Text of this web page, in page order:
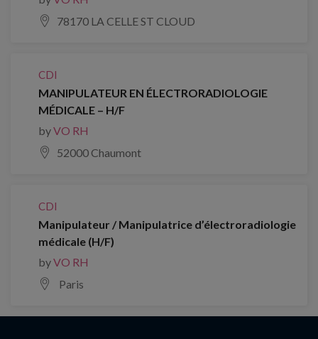
78170 LA CELLE ST CLOUD
CDI
MANIPULATEUR EN ÉLECTRORADIOLOGIE
MÉDICALE – H/F
byVO RH
52000 Chaumont
CDI
Manipulateur / Manipulatrice d’électroradiologie
médicale (H/F)
byVO RH
Paris